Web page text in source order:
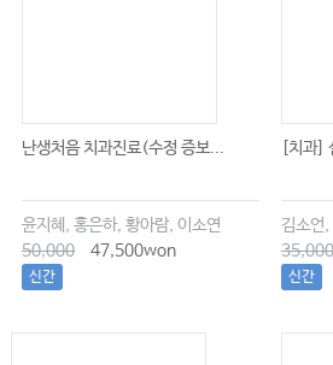
난생처음 치과진료(수정 증보...
윤지혜, 홍은하, 황아람, 이소연
50,000
47,500won
신간
[치과]
김소언,
35,000
신간